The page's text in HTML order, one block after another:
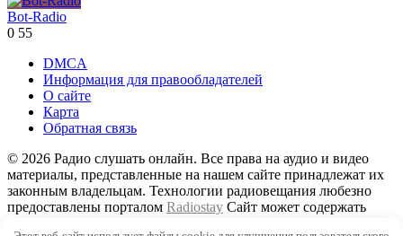
Bot-Radio
0 55
DMCA
Информация для правообладателей
О сайте
Карта
Обратная связь
© 2026 Радио слушать онлайн. Все права на аудио и видео
материалы, представленные на нашем сайте принадлежат их
законным владельцам. Технологии радиовещания любезно
предоставлены порталом Radiostay Сайт может содержать